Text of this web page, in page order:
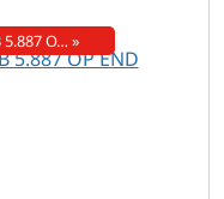
5.887 O… »